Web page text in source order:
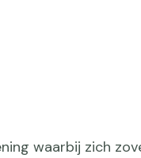
waarbij zich